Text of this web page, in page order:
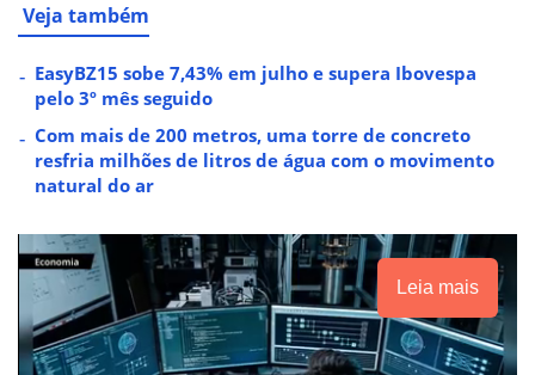
Veja também
EasyBZ15 sobe 7,43% em julho e supera Ibovespa
pelo 3º mês seguido
Com mais de 200 metros, uma torre de concreto
resfria milhões de litros de água com o movimento
natural do ar
Leia mais